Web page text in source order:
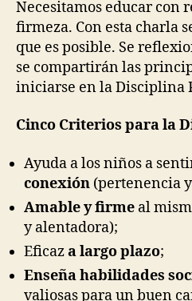
Necesitamos educar con
firmeza. Con esta charla
que es posible. Se
se compartirán las
iniciarse en la Disciplina
Cinco Criterios para la
Ayuda a los niños a
conexión (pertenencia
Amable y firme al
y alentadora);
Eficaza largo plazo;
Enseña habilidades
valiosas para un buen